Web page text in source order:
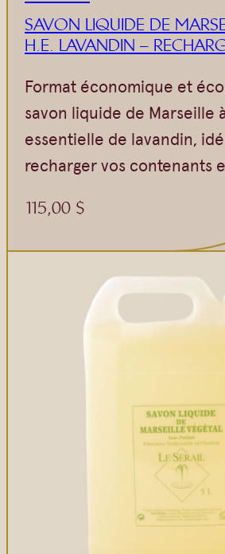
SAVON LIQUIDE DE
H.E. LAVANDIN –
Format économique et
savon liquide de Marseille
essentielle de lavandin,
recharger vos contenants
115,00 $